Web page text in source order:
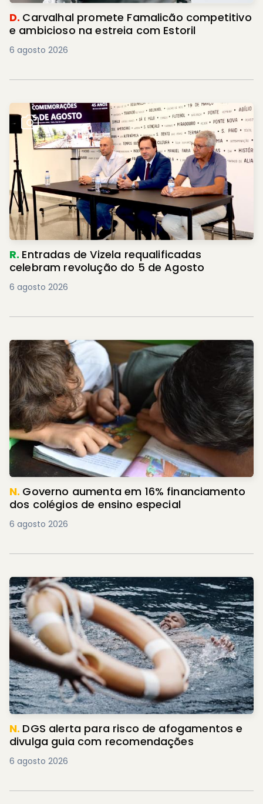
D. Carvalhal promete Famalicão competitivo
e ambicioso na estreia com Estoril
6 agosto 2026
R. Entradas de Vizela requalificadas
celebram revolução do 5 de Agosto
6 agosto 2026
N. Governo aumenta em 16% financiamento
dos colégios de ensino especial
6 agosto 2026
N. DGS alerta para risco de afogamentos e
divulga guia com recomendações
6 agosto 2026